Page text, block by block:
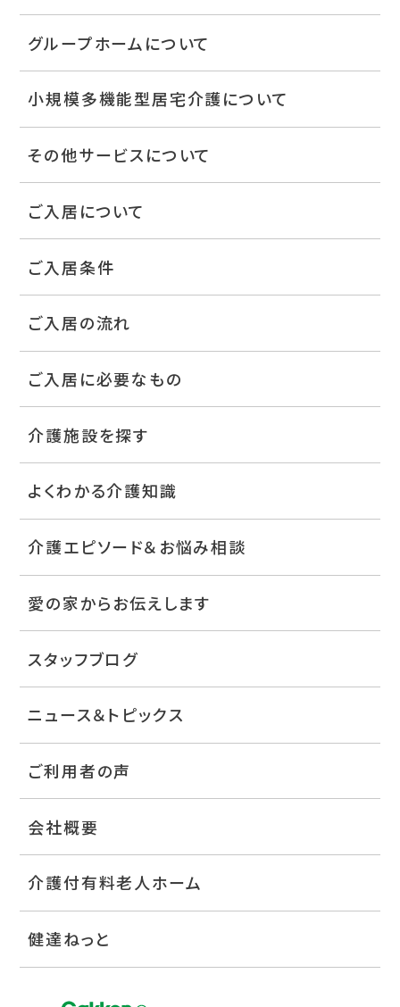
グループホームについて
小規模多機能型居宅介護について
その他サービスについて
ご入居について
ご入居条件
ご入居の流れ
ご入居に必要なもの
介護施設を探す
よくわかる介護知識
介護エピソード＆お悩み相談
愛の家からお伝えします
スタッフブログ
ニュース＆トピックス
ご利用者の声
会社概要
介護付有料老人ホーム
健達ねっと